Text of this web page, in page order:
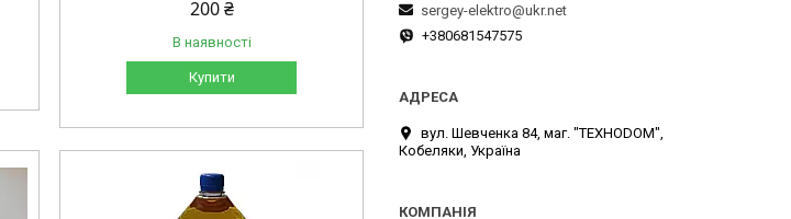
200 ₴
В наявності
Купити
sergey-elektro@ukr.net
+380681547575
вул. Шевченка 84, маг. "ТЕХНОDOM",
Кобеляки, Україна